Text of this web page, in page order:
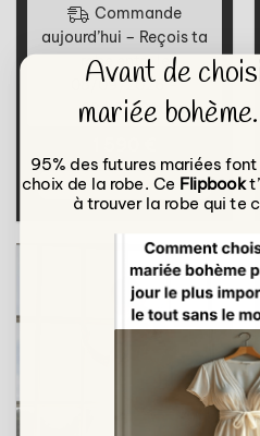
Commande
aujourd’hui – Reçois ta
robe entre le
08/09/2026 -
08/10/2026
Confectionner ma robe
Avant de
mariée
95% des futures mariées
choix de la robe. Ce Flipbook
à trouver la robe qui te